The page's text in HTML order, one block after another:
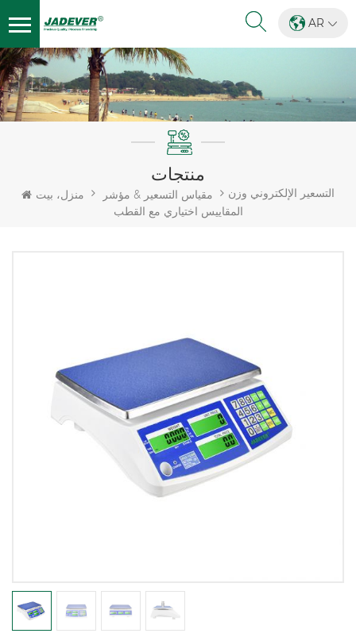
AR
منتجات
منزل، بيت مقياس التسعير & مؤشر
التسعير الإلكتروني وزن
المقاييس اختياري مع القطب